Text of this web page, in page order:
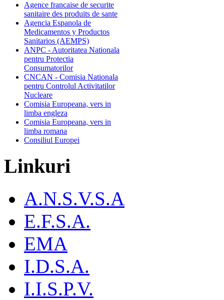
Agence francaise de securite
sanitaire des produits de sante
Agencia Espanola de
Medicamentos y Productos
Sanitarios (AEMPS)
ANPC - Autoritatea Nationala
pentru Protectia
Consumatorilor
CNCAN - Comisia Nationala
pentru Controlul Activitatilor
Nucleare
Comisia Europeana, vers in
limba engleza
Comisia Europeana, vers in
limba romana
Consiliul Europei
Linkuri
A.N.S.V.S.A
E.F.S.A.
EMA
I.D.S.A.
I.I.S.P.V.